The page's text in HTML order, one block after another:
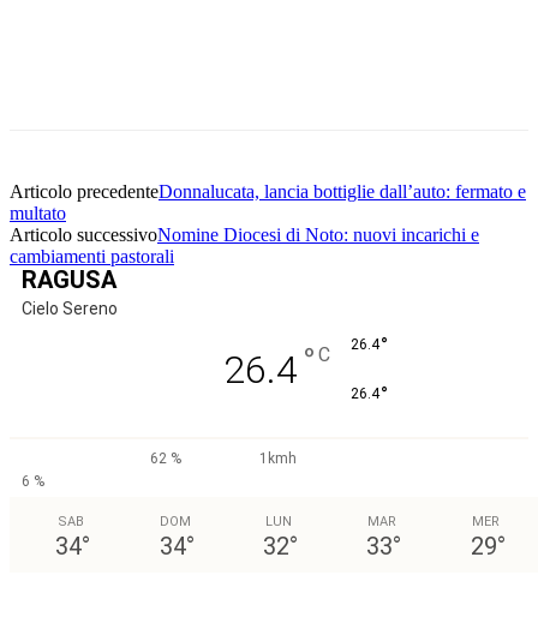
Articolo precedenteDonnalucata, lancia bottiglie dall’auto: fermato e
multato
Articolo successivoNomine Diocesi di Noto: nuovi incarichi e
cambiamenti pastorali
RAGUSA
Cielo Sereno
26.4 ° C 26.4°
26.4°
62 %
1kmh
6 %
SAB
34°
DOM
34°
LUN
32°
MAR
33°
MER
29°